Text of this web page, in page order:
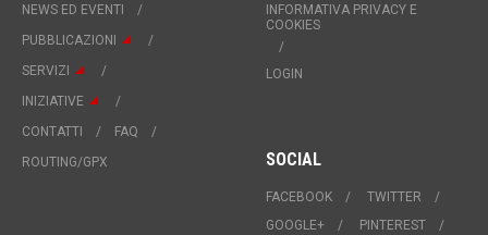
NEWS ED EVENTI
PUBBLICAZIONI
SERVIZI
INIZIATIVE
CONTATTI
FAQ
ROUTING/GPX
INFORMATIVA PRIVACY E
COOKIES
LOGIN
SOCIAL
FACEBOOK
TWITTER
GOOGLE+
PINTEREST